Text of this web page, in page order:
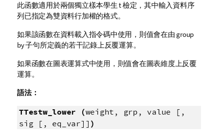
此函數適用於兩個獨立樣本學生 t 檢定，其中輸入資料序
列已指定為雙資料行加權的格式。
如果該函數在資料載入指令碼中使用，則值會在由 group
by 子句所定義的若干記錄上反覆運算。
如果函數在圖表運算式中使用，則值會在圖表維度上反覆
運算。
語法：
TTestw_lower (weight, grp, value [,
sig [, eq_var]] )